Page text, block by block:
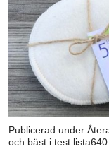
Publicerad under
och bäst i test listaFull